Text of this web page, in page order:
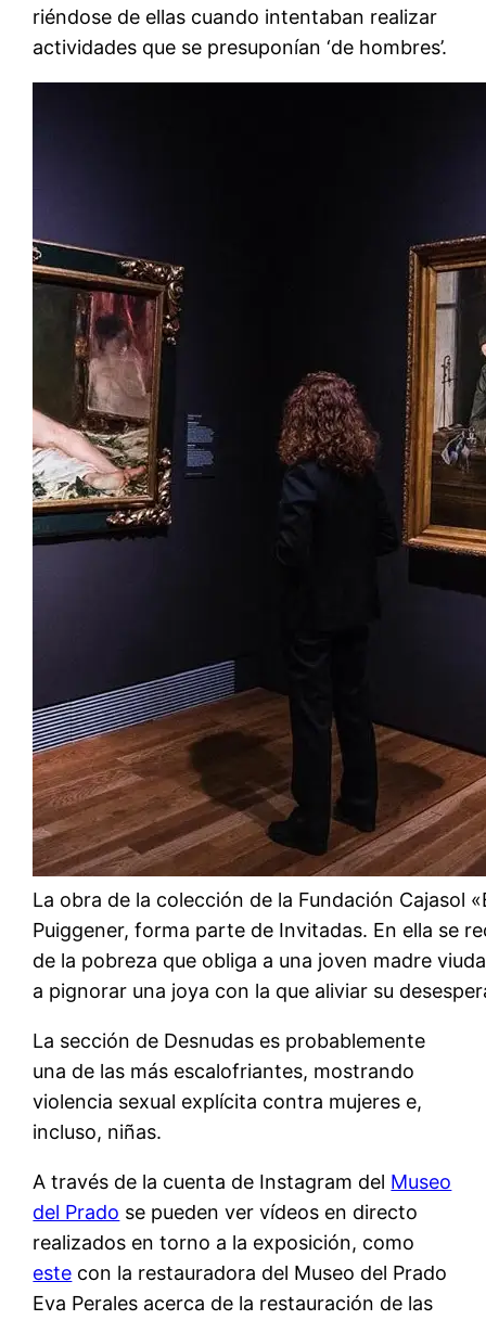
riéndose de ellas cuando intentaban realizar
actividades que se presuponían ‘de hombres’.
La obra de la colección de la Fundación Cajasol
Puiggener, forma parte de Invitadas. En ella se
de la pobreza que obliga a una joven madre
a pignorar una joya con la que aliviar su
La sección de Desnudas es probablemente
una de las más escalofriantes, mostrando
violencia sexual explícita contra mujeres e,
incluso, niñas.
A través de la cuenta de Instagram del Museo
del Prado se pueden ver vídeos en directo
realizados en torno a la exposición, como
este con la restauradora del Museo del Prado
Eva Perales acerca de la restauración de las